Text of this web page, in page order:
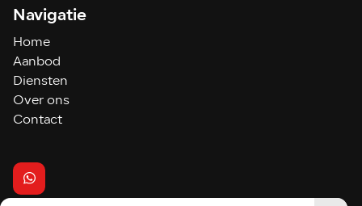
Navigatie
Home
Aanbod
Diensten
Over ons
Contact